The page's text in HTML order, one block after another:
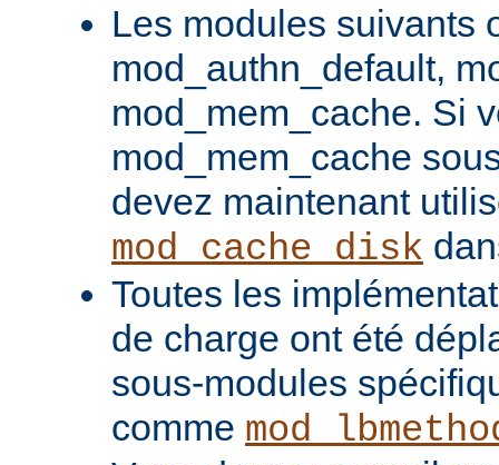
Les modules suivants
mod_authn_default,
mod_mem_cache. Si
mod_mem_cache
devez maintenant
mod_cache_disk
Toutes les
de charge ont été
sous-modules
comme